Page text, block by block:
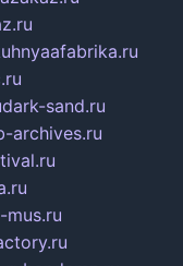
dark-sand.ru
archives.ru
mus.ru